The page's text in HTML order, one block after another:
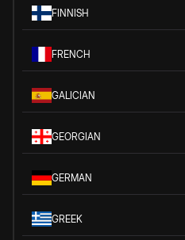
FINNISH
FRENCH
GALICIAN
GEORGIAN
GERMAN
GREEK